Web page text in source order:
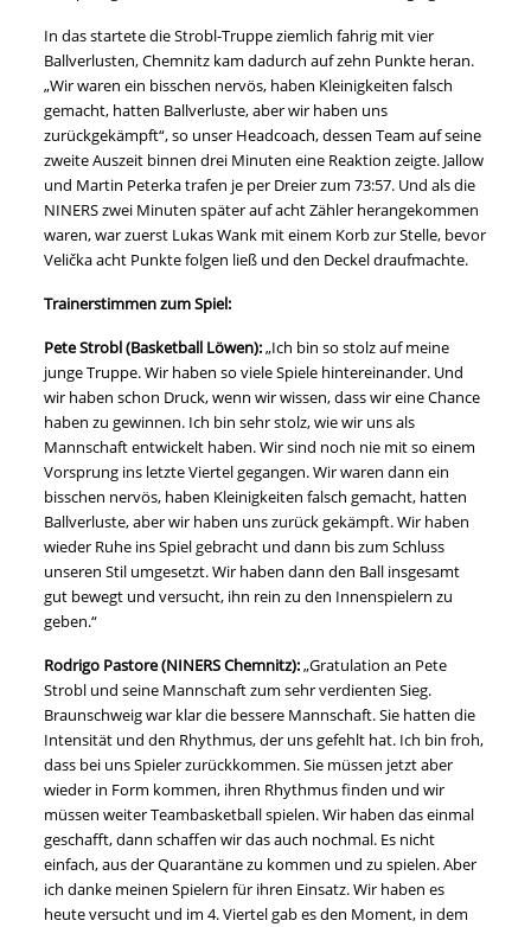
In das startete die Strobl-Truppe ziemlich fahrig mit vier
Ballverlusten, Chemnitz kam dadurch auf zehn Punkte heran.
„Wir waren ein bisschen nervös, haben Kleinigkeiten falsch
gemacht, hatten Ballverluste, aber wir haben uns
zurückgekämpft“, so unser Headcoach, dessen Team auf seine
zweite Auszeit binnen drei Minuten eine Reaktion zeigte. Jallow
und Martin Peterka trafen je per Dreier zum 73:57. Und als die
NINERS zwei Minuten später auf acht Zähler herangekommen
waren, war zuerst Lukas Wank mit einem Korb zur Stelle, bevor
Velička acht Punkte folgen ließ und den Deckel draufmachte.
Trainerstimmen zum Spiel:
Pete Strobl (Basketball Löwen):„Ich bin so stolz auf meine
junge Truppe. Wir haben so viele Spiele hintereinander. Und
wir haben schon Druck, wenn wir wissen, dass wir eine Chance
haben zu gewinnen. Ich bin sehr stolz, wie wir uns als
Mannschaft entwickelt haben. Wir sind noch nie mit so einem
Vorsprung ins letzte Viertel gegangen. Wir waren dann ein
bisschen nervös, haben Kleinigkeiten falsch gemacht, hatten
Ballverluste, aber wir haben uns zurück gekämpft. Wir haben
wieder Ruhe ins Spiel gebracht und dann bis zum Schluss
unseren Stil umgesetzt. Wir haben dann den Ball insgesamt
gut bewegt und versucht, ihn rein zu den Innenspielern zu
geben.“
Rodrigo Pastore (NINERS Chemnitz):„Gratulation an Pete
Strobl und seine Mannschaft zum sehr verdienten Sieg.
Braunschweig war klar die bessere Mannschaft. Sie hatten die
Intensität und den Rhythmus, der uns gefehlt hat. Ich bin froh,
dass bei uns Spieler zurückkommen. Sie müssen jetzt aber
wieder in Form kommen, ihren Rhythmus finden und wir
müssen weiter Teambasketball spielen. Wir haben das einmal
geschafft, dann schaffen wir das auch nochmal. Es nicht
einfach, aus der Quarantäne zu kommen und zu spielen. Aber
ich danke meinen Spielern für ihren Einsatz. Wir haben es
heute versucht und im 4. Viertel gab es den Moment, in dem